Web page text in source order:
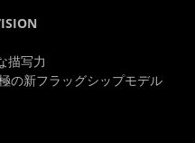
描写力
の新フラッグシップモデル